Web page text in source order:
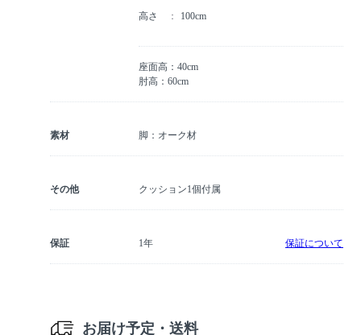
高さ 100cm
座面高：40cm
肘高：60cm
素材 脚：オーク材
その他 クッション1個付属
保証 1年 保証について
お届け予定・送料